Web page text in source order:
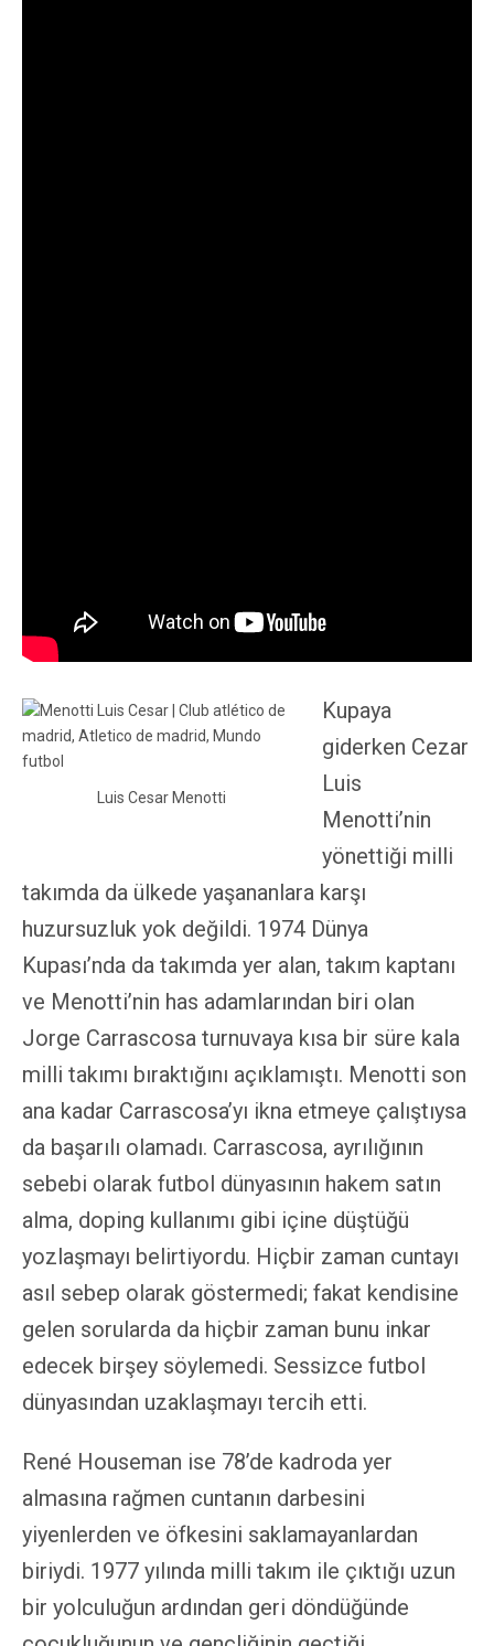
Luis Cesar Menotti
Kupaya
giderken Cezar
Luis
Menotti’nin
yönettiği milli
takımda da ülkede yaşananlara karşı
huzursuzluk yok değildi. 1974 Dünya
Kupası’nda da takımda yer alan, takım kaptanı
ve Menotti’nin has adamlarından biri olan
Jorge Carrascosa turnuvaya kısa bir süre kala
milli takımı bıraktığını açıklamıştı. Menotti son
ana kadar Carrascosa’yı ikna etmeye çalıştıysa
da başarılı olamadı. Carrascosa, ayrılığının
sebebi olarak futbol dünyasının hakem satın
alma, doping kullanımı gibi içine düştüğü
yozlaşmayı belirtiyordu. Hiçbir zaman cuntayı
asıl sebep olarak göstermedi; fakat kendisine
gelen sorularda da hiçbir zaman bunu inkar
edecek birşey söylemedi. Sessizce futbol
dünyasından uzaklaşmayı tercih etti.
René Houseman ise 78’de kadroda yer
almasına rağmen cuntanın darbesini
yiyenlerden ve öfkesini saklamayanlardan
biriydi. 1977 yılında milli takım ile çıktığı uzun
bir yolculuğun ardından geri döndüğünde